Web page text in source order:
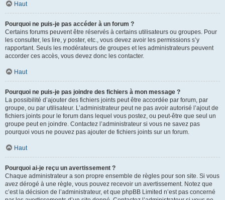
Haut
Pourquoi ne puis-je pas accéder à un forum ?
Certains forums peuvent être réservés à certains utilisateurs ou groupes. Pour
les consulter, les lire, y poster, etc., vous devez avoir les permissions s’y
rapportant. Seuls les modérateurs de groupes et les administrateurs peuvent
accorder ces accès, vous devez donc les contacter.
Haut
Pourquoi ne puis-je pas joindre des fichiers à mon message ?
La possibilité d’ajouter des fichiers joints peut être accordée par forum, par
groupe, ou par utilisateur. L’administrateur peut ne pas avoir autorisé l’ajout de
fichiers joints pour le forum dans lequel vous postez, ou peut-être que seul un
groupe peut en joindre. Contactez l’administrateur si vous ne savez pas
pourquoi vous ne pouvez pas ajouter de fichiers joints sur un forum.
Haut
Pourquoi ai-je reçu un avertissement ?
Chaque administrateur a son propre ensemble de règles pour son site. Si vous
avez dérogé à une règle, vous pouvez recevoir un avertissement. Notez que
c’est la décision de l’administrateur, et que phpBB Limited n’est pas concerné